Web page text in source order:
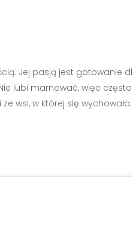
Jej pasją jest gotowanie
lubi marnować, więc
wsi, w której się